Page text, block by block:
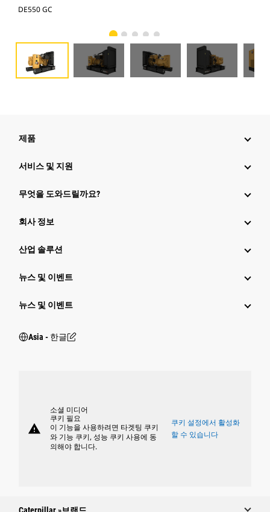
DE550 GC
제품
서비스 및 지원
무엇을 도와드릴까요?
회사 정보
산업 솔루션
뉴스 및 이벤트
뉴스 및 이벤트
Asia - 한글
warning
소셜 미디어
쿠키 필요
이 기능을 사용하려면 타겟팅 쿠키
와 기능 쿠키, 성능 쿠키 사용에 동
의해야 합니다.
쿠키 설정에서 활성화
할 수 있습니다